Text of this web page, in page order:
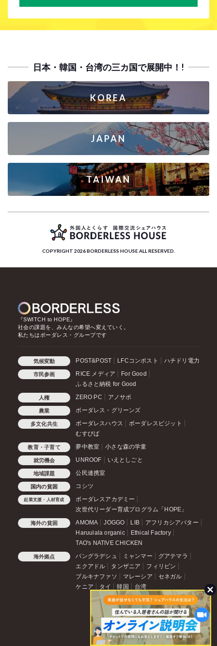
日本・韓国・台湾の三カ国で展開中！!
KOREA
JAPAN
TAIWAN
COPYRIGHT 2026 BORDERLESS HOUSE ALL RESERVED.
『SWITCH to HOPE』
社会の課題を、みんなの希望へ変えていく。
私たちはボーダレス・グループです
気候変動 POST&POST LFCコンポスト ハチドリ電力
市民参画 RICE メディア
For Good
ふるさと納税 for Good
人権 ZERO PC アノサポ
農業 ボーダレス・グリーンズ
多文化共生 ボーダレスハウス
ボーダレスビジット
むすびば
教育・子育て 夢中教室 小さな森の学童
就労機会 UNROOF いえとしごと
地域課題 公民連携室
国内の貧困 コシツ
起業支援・人材育成
ボーダレスアカデミー
次世代リーダー育成プログラム「HOPE」
海外の貧困 AMOMA JOGGO LIB
アフリカシアバター
Haruulala organic
Ethical Factory
TAO's NATIVE CHICKEN
海外拠点 バングラデシュ ミャンマー
グアテマラ
エクアドル
タンザニア
フィリピン
ブルキナファソ
マレーシア
セネガル
ケニア
タイ 韓国 台湾